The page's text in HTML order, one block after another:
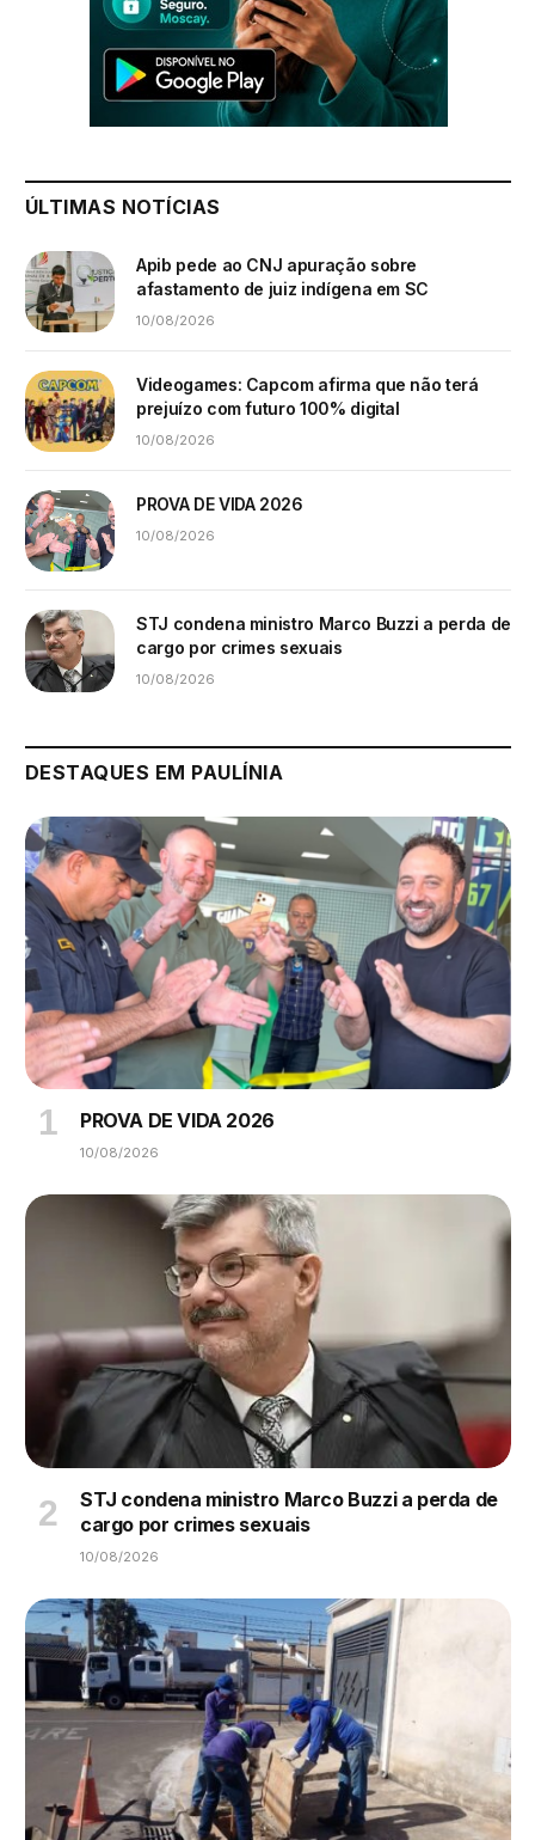
ÚLTIMAS NOTÍCIAS
Apib pede ao CNJ apuração sobre
afastamento de juiz indígena em SC
10/08/2026
Videogames: Capcom afirma que não terá
prejuízo com futuro 100% digital
10/08/2026
PROVA DE VIDA 2026
10/08/2026
STJ condena ministro Marco Buzzi a perda de
cargo por crimes sexuais
10/08/2026
DESTAQUES EM PAULÍNIA
PROVA DE VIDA 2026
10/08/2026
STJ condena ministro Marco Buzzi a perda de
cargo por crimes sexuais
10/08/2026